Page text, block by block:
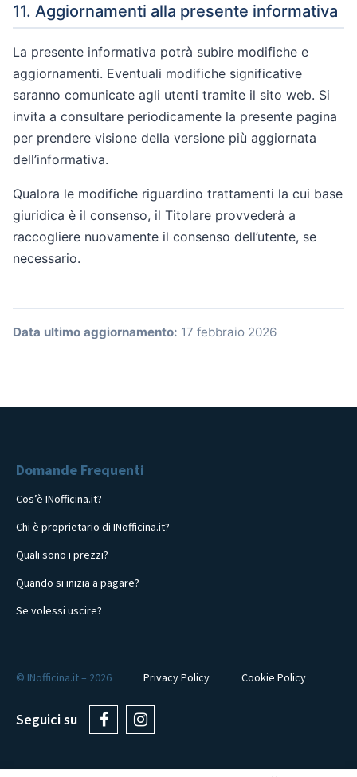
11. Aggiornamenti alla presente informativa
La presente informativa potrà subire modifiche e
aggiornamenti. Eventuali modifiche significative
saranno comunicate agli utenti tramite il sito web. Si
invita a consultare periodicamente la presente pagina
per prendere visione della versione più aggiornata
dell’informativa.
Qualora le modifiche riguardino trattamenti la cui base
giuridica è il consenso, il Titolare provvederà a
raccogliere nuovamente il consenso dell’utente, se
necessario.
Data ultimo aggiornamento: 17 febbraio 2026
Domande Frequenti
Cos’è INofficina.it?
Chi è proprietario di INofficina.it?
Quali sono i prezzi?
Quando si inizia a pagare?
Se volessi uscire?
© INofficina.it – 2026 Privacy Policy Cookie Policy
Seguici su